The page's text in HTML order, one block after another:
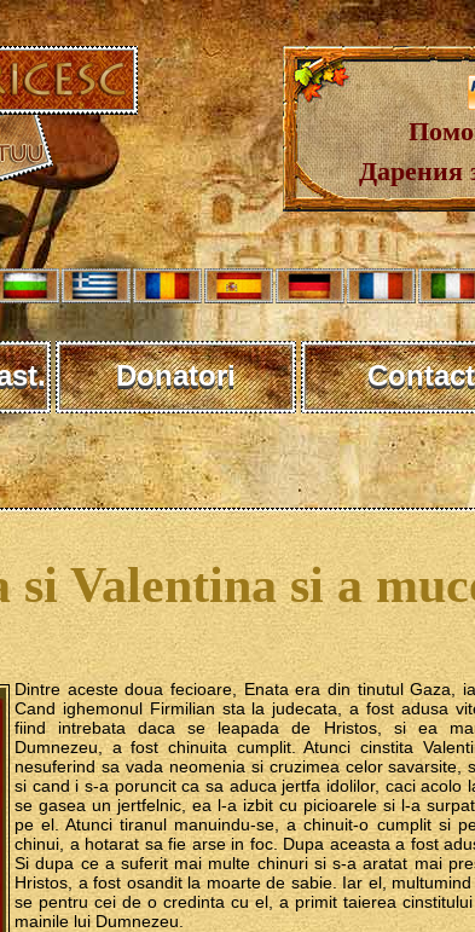
Дарения
Donatori Contact
si Valentina si a
Dintre aceste doua fecioare, Enata era din tinutul Gaza,
Cand ighemonul Firmilian sta la judecata, a fost adusa
fiind intrebata daca se leapada de Hristos, si ea
Dumnezeu, a fost chinuita cumplit. Atunci cinstita
nesuferind sa vada neomenia si cruzimea celor savarsite,
si cand i s-a poruncit ca sa aduca jertfa idolilor, caci acolo
se gasea un jertfelnic, ea l-a izbit cu picioarele si l-a
pe el. Atunci tiranul manuindu-se, a chinuit-o cumplit si
chinui, a hotarat sa fie arse in foc. Dupa aceasta a fost
Si dupa ce a suferit mai multe chinuri si s-a aratat mai
Hristos, a fost osandit la moarte de sabie. Iar el,
se pentru cei de o credinta cu el, a primit taierea
mainile lui Dumnezeu.